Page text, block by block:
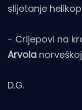
slijetanje
- Crijepovi na
Arvola
D.G.